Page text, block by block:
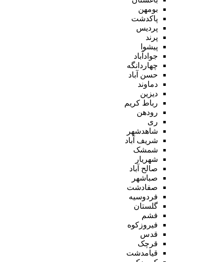
بومهن
پاکدشت
پردیس
پرند
پیشوا
جوادآباد
چهاردانگه
حسن آباد
دماوند
دیزین
رباط کریم
رودهن
ری
شاهدشهر
شریف آباد
شمشک
شهریار
صالح آباد
صباشهر
صفادشت
فردوسیه
گلستان
فشم
فیروزکوه
قدس
قرچک
قیامدشت